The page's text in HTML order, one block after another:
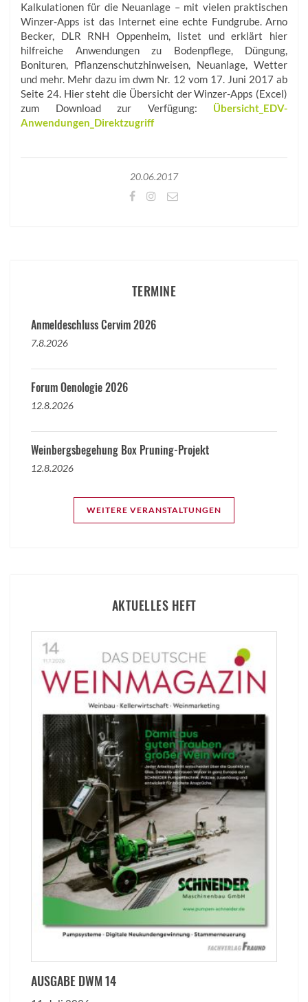
Kalkulationen für die Neuanlage – mit vielen praktischen
Winzer-Apps ist das Internet eine echte Fundgrube. Arno
Becker, DLR RNH Oppenheim, listet und erklärt hier
hilfreiche Anwendungen zu Bodenpflege, Düngung,
Bonituren, Pflanzenschutzhinweisen, Neuanlage, Wetter
und mehr. Mehr dazu im dwm Nr. 12 vom 17. Juni 2017 ab
Seite 24. Hier steht die Übersicht der Winzer-Apps (Excel)
zum Download zur Verfügung: Übersicht_EDV-
Anwendungen_Direktzugriff
20.06.2017
TERMINE
Anmeldeschluss Cervim 2026
7.8.2026
Forum Oenologie 2026
12.8.2026
Weinbergsbegehung Box Pruning-Projekt
12.8.2026
WEITERE VERANSTALTUNGEN
AKTUELLES HEFT
AUSGABE DWM 14